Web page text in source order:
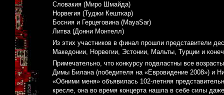
Словакия (Миро Шмайда)
Норвегия (Туджи Кешткар)
Босния и Герцеговина (MayaSar)
Литва (Донни Монтелл)
Из этих участников в финал прошли представители
Македонии, Норвегии, Эстонии, Мальты, Турции и
Примечательно, что конкурсу подвластны все
Димы Билана (победителя на «Евровидение 2008») и
«Обними меня» объявилась 102-летняя
кресле, она во время концерта нашла в себе силы